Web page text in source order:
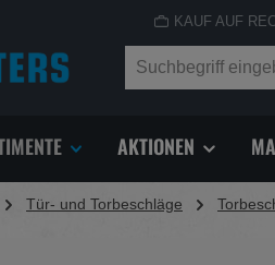
springen KAUF AUF
AKTIONEN
Tür- und Torbeschläge